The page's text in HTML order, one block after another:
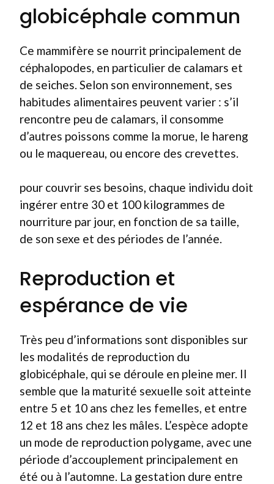
globicéphale commun
Ce mammifère se nourrit principalement de
céphalopodes, en particulier de calamars et
de seiches. Selon son environnement, ses
habitudes alimentaires peuvent varier : s’il
rencontre peu de calamars, il consomme
d’autres poissons comme la morue, le hareng
ou le maquereau, ou encore des crevettes.
pour couvrir ses besoins, chaque individu doit
ingérer entre 30 et 100 kilogrammes de
nourriture par jour, en fonction de sa taille,
de son sexe et des périodes de l’année.
Reproduction et
espérance de vie
Très peu d’informations sont disponibles sur
les modalités de reproduction du
globicéphale, qui se déroule en pleine mer. Il
semble que la maturité sexuelle soit atteinte
entre 5 et 10 ans chez les femelles, et entre
12 et 18 ans chez les mâles. L’espèce adopte
un mode de reproduction polygame, avec une
période d’accouplement principalement en
été ou à l’automne. La gestation dure entre